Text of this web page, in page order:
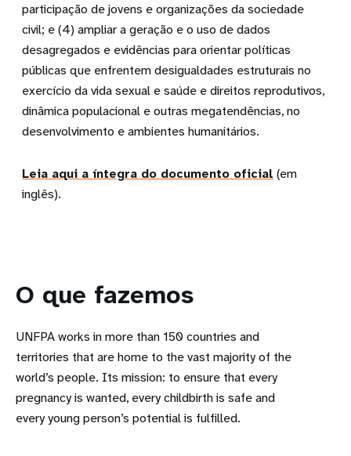
participação de jovens e organizações da sociedade
civil; e (4) ampliar a geração e o uso de dados
desagregados e evidências para orientar políticas
públicas que enfrentem desigualdades estruturais no
exercício da vida sexual e saúde e direitos reprodutivos,
dinâmica populacional e outras megatendências, no
desenvolvimento e ambientes humanitários.
Leia aqui a íntegra do documento oficial (em
inglês).
O que fazemos
UNFPA works in more than 150 countries and
territories that are home to the vast majority of the
world’s people. Its mission: to ensure that every
pregnancy is wanted, every childbirth is safe and
every young person’s potential is fulfilled.